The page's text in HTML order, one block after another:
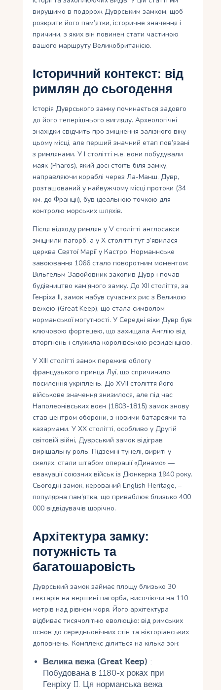
вирушимо в подорож Дуврським замком, щоб
розкрити його пам’ятки, історичне значення і
причини, з яких він повинен стати частиною
вашого маршруту Великобританією.
Історичний контекст: від
римлян до сьогодення
Історія Дуврського замку починається задовго
до його теперішнього вигляду. Археологічні
знахідки свідчить про зміцнення залізного віку
цьому місці, але перший значний етап пов’язані
з римлянами. У І столітті н.е. вони побудували
маяк (Pharos), який досі стоїть біля замку,
направляючи кораблі через Ла-Манш. Дувр,
розташований у найвужчому місці протоки (34
км. до Франції), був ідеальною точкою для
контролю морських шляхів.
Після відходу римлян у V столітті англосакси
зміцнили пагорб, а у X столітті тут з’явилася
церква Святої Марії у Кастро. Норманнське
завоювання 1066 стало поворотним моментом:
Вільгельм Завойовник захопив Дувр і почав
будівництво кам’яного замку. До XII століття, за
Генріха II, замок набув сучасних рис з Великою
вежею (Great Keep), що стала символом
норманської могутності. У Середні віки Дувр був
ключовою фортецею, що захищала Англію від
вторгнень і служила королівською резиденцією.
У XIII столітті замок пережив облогу
французького принца Луї, що спричинило
посилення укріплень. До XVII століття його
військове значення знизилося, але під час
Наполеонівських воєн (1803-1815) замок знову
став центром оборони, з новими батареями та
казармами. У XX столітті, особливо у Другій
світовій війні, Дуврський замок відіграв
вирішальну роль. Підземні тунелі, вириті у
скелях, стали штабом операції «Динамо» —
евакуації союзних військ із Дюнкерка 1940 року.
Сьогодні замок, керований English Heritage, –
популярна пам’ятка, що приваблює близько 400
000 відвідувачів щорічно.
Архітектура замку:
потужність та
багатошаровість
Дуврський замок займає площу близько 30
гектарів на вершині пагорба, височіючи на 110
метрів над рівнем моря. Його архітектура
відбиває тисячолітню еволюцію: від римських
основ до середньовічних стін та вікторіанських
доповнень. Комплекс ділиться на кілька зон:
Велика вежа (Great Keep) :
Побудована в 1180-х роках при
Генріху II. Ця норманська вежа